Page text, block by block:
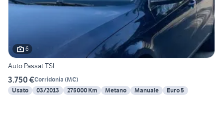
6
Auto Passat TSI
3.750 €Corridonia (MC)
Usato
03/2013 275000 Km Metano Manuale Euro 5